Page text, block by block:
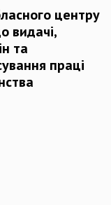
центру
видачі,
та
праці